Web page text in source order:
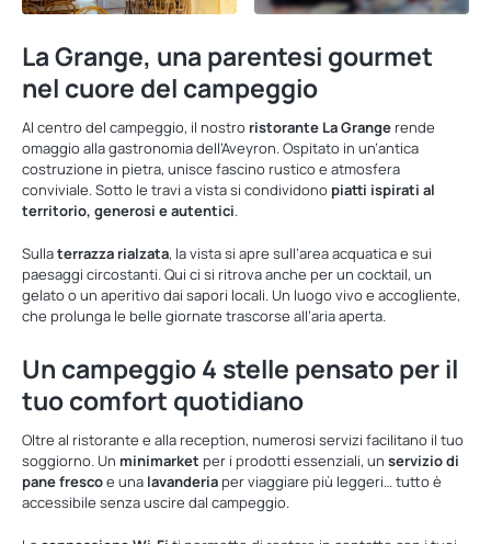
La Grange, una parentesi gourmet
nel cuore del campeggio
Al centro del campeggio, il nostro ristorante La Grange rende
omaggio alla gastronomia dell’Aveyron. Ospitato in un’antica
costruzione in pietra, unisce fascino rustico e atmosfera
conviviale. Sotto le travi a vista si condividono piatti ispirati al
territorio, generosi e autentici.
Sullaterrazza rialzata, la vista si apre sull’area acquatica e sui
paesaggi circostanti. Qui ci si ritrova anche per un cocktail, un
gelato o un aperitivo dai sapori locali. Un luogo vivo e accogliente,
che prolunga le belle giornate trascorse all’aria aperta.
Un campeggio 4 stelle pensato per il
tuo comfort quotidiano
Oltre al ristorante e alla reception, numerosi servizi facilitano il tuo
soggiorno. Un minimarket per i prodotti essenziali, un servizio di
pane frescoe una lavanderia per viaggiare più leggeri… tutto è
accessibile senza uscire dal campeggio.